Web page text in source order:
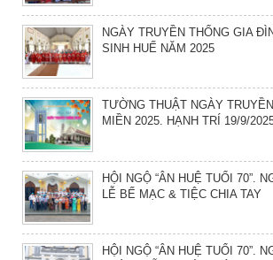
NGÀY TRUYỀN THỐNG GIA
SINH HUẾ NĂM 2025
TƯỜNG THUẬT NGÀY
MIỀN 2025. HẠNH TRÍ 19/9/
HỘI NGỘ “ÂN HUỆ TUỔI 70”.
LỄ BẾ MẠC & TIỆC CHIA TAY
HỘI NGỘ “ÂN HUỆ TUỔI 70”.